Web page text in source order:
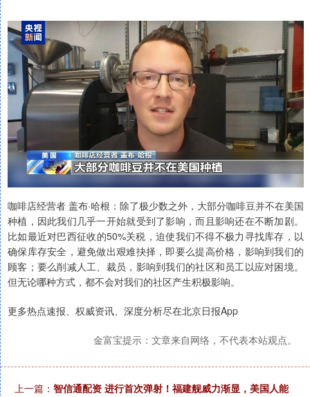
咖啡店经营者 盖布·哈根：除了极少数之外，大部分咖啡豆并不在美国
种植，因此我们几乎一开始就受到了影响，而且影响还在不断加剧。
比如最近对巴西征收的50%关税，迫使我们不得不极力寻找库存，以
确保库存安全，避免做出艰难抉择，即要么提高价格，影响到我们的
顾客；要么削减人工、裁员，影响到我们的社区和员工以应对困境。
但无论哪种方式，都不会对我们的社区产生积极影响。
更多热点速报、权威资讯、深度分析尽在北京日报App
金富宝提示：文章来自网络，不代表本站观点。
上一篇： 智信通配资 进行首次弹射！福建舰威力渐显，美国人能